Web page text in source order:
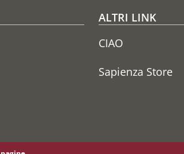
ALTRI LINK
CIAO
Sapienza Store